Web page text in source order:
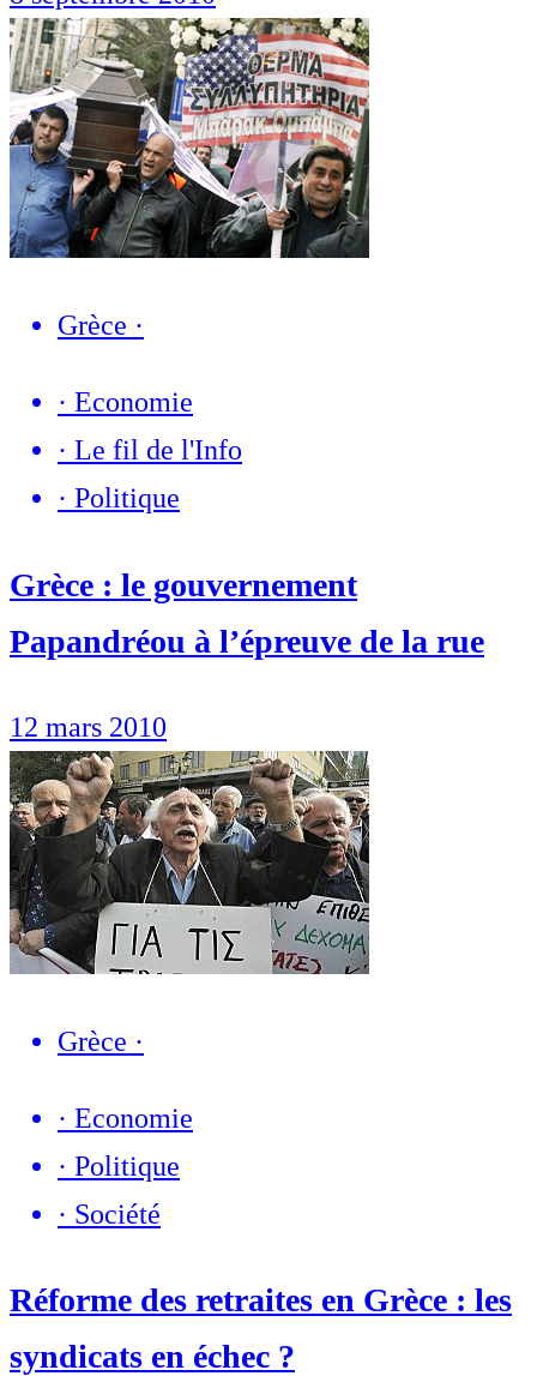
Grèce ·
· Economie
· Le fil de l'Info
· Politique
Grèce : le gouvernement
Papandréou à l’épreuve de la rue
12 mars 2010
Grèce ·
· Economie
· Politique
· Société
Réforme des retraites en Grèce : les
syndicats en échec ?